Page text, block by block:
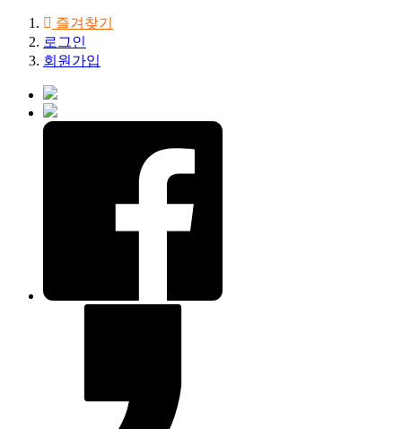
즐겨찾기
로그인
회원가입